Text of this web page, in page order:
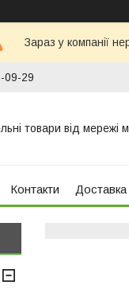
Зараз у компанії
09-29
товари від
Контакти